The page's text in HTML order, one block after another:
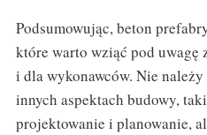
Podsumowując, beton
które warto wziąć pod uwagę
i dla wykonawców. Nie
innych aspektach budowy,
projektowanie i planowanie,